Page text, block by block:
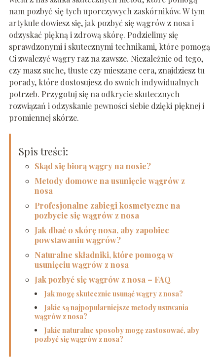
nam pozbyć się tych uporczywych zaskórników. W tym
artykule dowiesz się, jak pozbyć się wągrów z nosa i
odzyskać piękną i zdrową skórę. Podzielimy się
sprawdzonymi i skutecznymi technikami, które pomogą
Ci zwalczyć wągry raz na zawsze. Niezależnie od tego,
czy masz suche, tłuste czy mieszane cera, znajdziesz tu
porady, które dostosujesz do swoich indywidualnych
potrzeb. Przygotuj się na odkrycie skutecznych
rozwiązań i odzyskanie pewności siebie dzięki pięknej i
promiennej skórze.
Spis treści:
Skąd się biorą wągry na nosie?
Metody domowe na usunięcie wągrów z
nosa
Profesjonalne zabiegi kosmetyczne na
pozbycie się wągrów z nosa
Jak dbać o skórę nosa, aby zapobiec
powstawaniu wągrów?
Naturalne składniki, które pomogą w
usunięciu wągrów z nosa
Jak pozbyć się wągrów z nosa – FAQ
Jak mogę skutecznie usunąć wągry z nosa?
Jakie są najpopularniejsze metody usuwania
wągrów z nosa?
Jakie naturalne sposoby mogę zastosować, aby
pozbyć się wągrów z nosa?